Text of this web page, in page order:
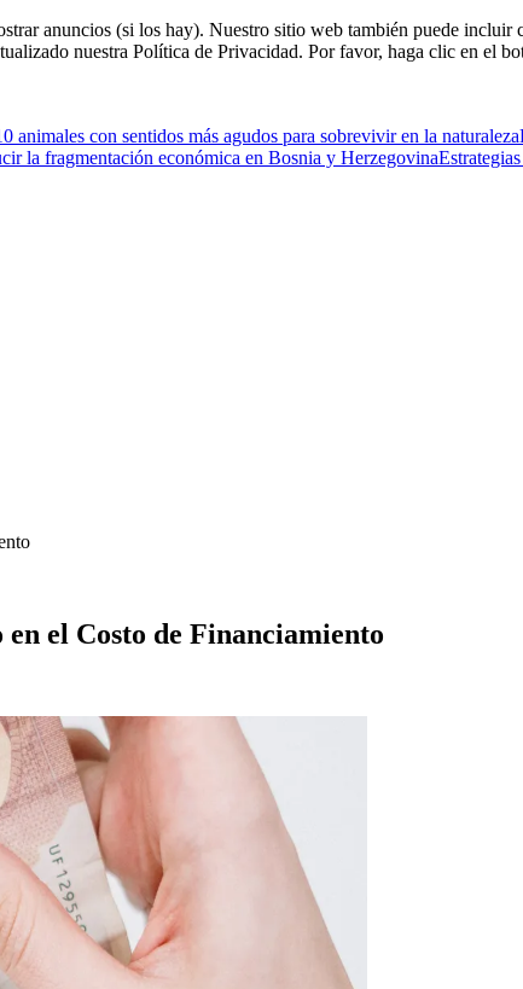
anuncios (si los hay). Nuestro sitio web también puede incluir
nuestra Política de Privacidad. Por favor, haga clic en el
animales con sentidos más agudos para sobrevivir en la naturaleza
la fragmentación económica en Bosnia y Herzegovina
el Costo de Financiamiento